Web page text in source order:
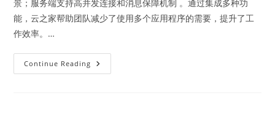
景；服务端支持高并发连接和消息保障机制 。通过集成多种功
能，云之家帮助团队减少了使用多个应用程序的需要，提升了工
作效率。…
Continue Reading 即
时